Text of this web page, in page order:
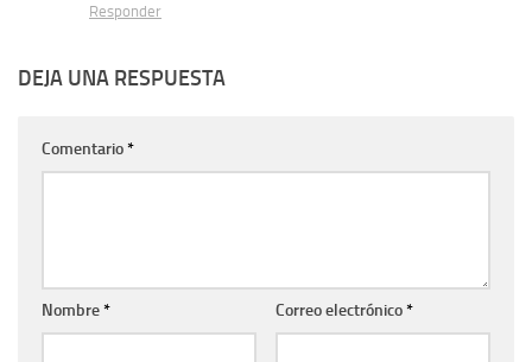
Responder
DEJA UNA RESPUESTA
Comentario*
Nombre* Correo electrónico*